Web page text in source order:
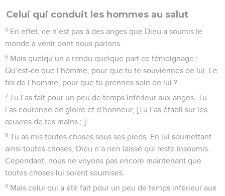
Celui qui conduit les hommes au salut
5 En effet, ce n’est pas à des anges que Dieu a soumis le
monde à venir dont nous parlons.
6 Mais quelqu’un a rendu quelque part ce témoignage :
Qu’est-ce que l’homme, pour que tu te souviennes de lui, Le
fils de l’homme, pour que tu prennes soin de lui ?
7 Tu l’as fait pour un peu de temps inférieur aux anges, Tu
l’as couronné de gloire et d’honneur, [Tu l’as établi sur les
œuvres de tes mains ; ]
8 Tu as mis toutes choses sous ses pieds. En lui soumettant
ainsi toutes choses, Dieu n’a rien laissé qui reste insoumis.
Cependant, nous ne voyons pas encore maintenant que
toutes choses lui soient soumises.
9 Mais celui qui a été fait pour un peu de temps inférieur aux